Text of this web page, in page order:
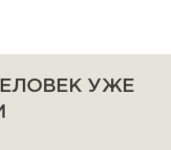
УЖЕ